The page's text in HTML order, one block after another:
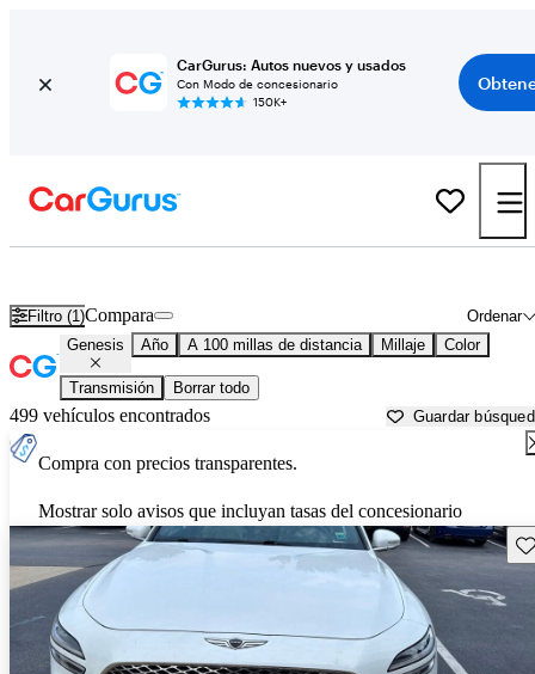
CarGurus: Autos nuevos y usados
Con Modo de concesionario
150K+
Filtro (1) Ordenar
Compara
Genesis Año A 100 millas de distancia Millaje Color
Transmisión Borrar todo
499 vehículos encontrados Guardar
Compra con precios transparentes.
Mostrar solo avisos que incluyan tasas del concesionario